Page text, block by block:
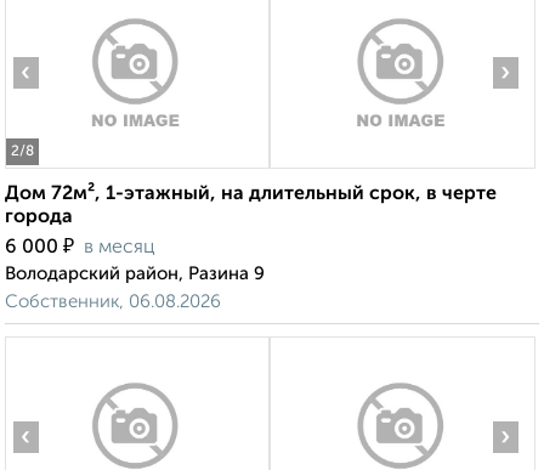
2/8
‹ ›
Дом 72м², 1-этажный, на длительный срок, в черте
города
6 000 ₽ в месяц
Володарский район, Разина 9
Собственник, 06.08.2026
‹ ›